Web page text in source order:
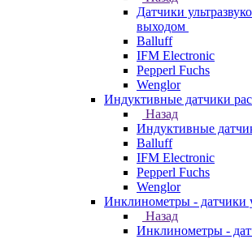
Датчики
выходом
Balluff
IFM Electronic
Pepperl Fuchs
Wenglor
Индуктивные датчики
Назад
Индуктивные
Balluff
IFM Electronic
Pepperl Fuchs
Wenglor
Инклинометры - датчики
Назад
Инклинометры -